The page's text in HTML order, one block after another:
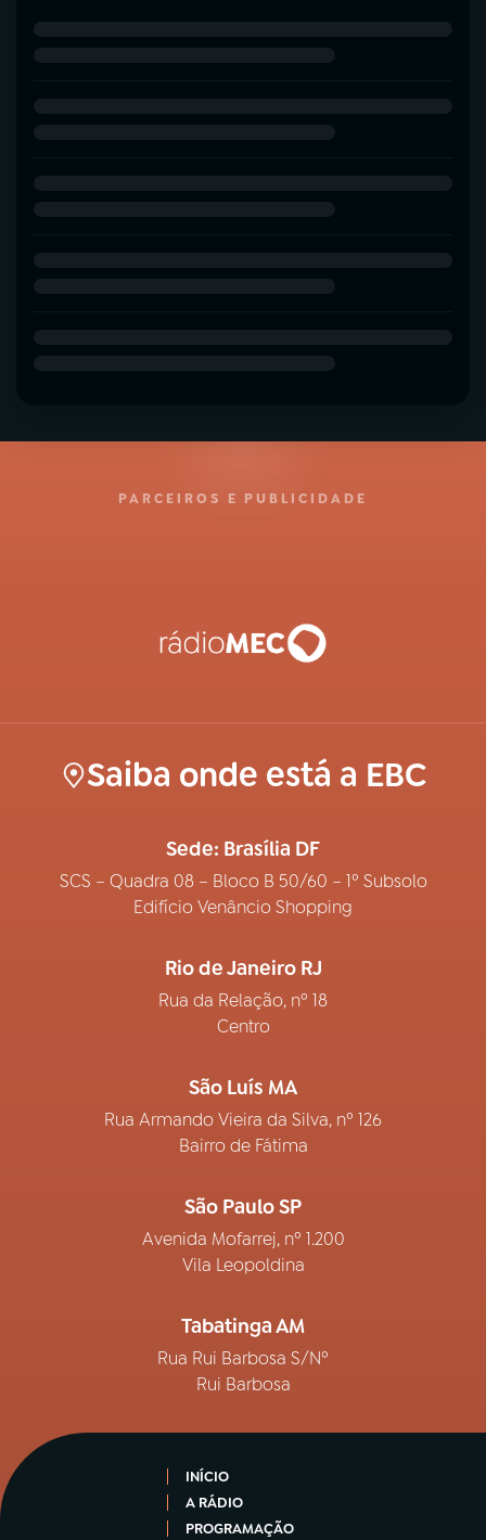
PARCEIROS E PUBLICIDADE
Saiba onde está a EBC
Sede: Brasília DF
SCS – Quadra 08 – Bloco B 50/60 – 1º Subsolo
Edifício Venâncio Shopping
Rio de Janeiro RJ
Rua da Relação, nº 18
Centro
São Luís MA
Rua Armando Vieira da Silva, nº 126
Bairro de Fátima
São Paulo SP
Avenida Mofarrej, nº 1.200
Vila Leopoldina
Tabatinga AM
Rua Rui Barbosa S/Nº
Rui Barbosa
INÍCIO
A RÁDIO
PROGRAMAÇÃO